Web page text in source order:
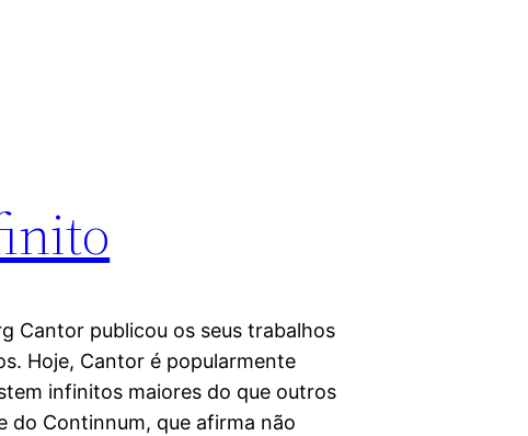
Cantor publicou os seus trabalhos
Hoje, Cantor é popularmente
infinitos maiores do que outros
do Continnum, que afirma não